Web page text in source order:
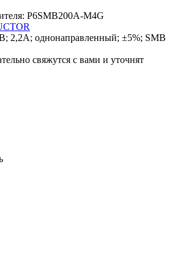
P6SMB200A-M4G
2,2А; однонаправленный; ±5%; SMB
свяжутся с вами и уточнят